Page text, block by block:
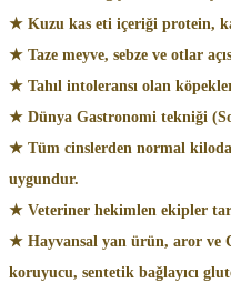
★ Kuzu kas eti içeriği protein,
★ Taze meyve, sebze ve otlar
★ Tahıl intoleransı olan
★ Dünya Gastronomi tekniği
★ Tüm cinslerden normal
uygundur.
★ Veteriner hekimlen ekipler
★ Hayvansal yan ürün, aror ve
koruyucu, sentetik bağlayıcı